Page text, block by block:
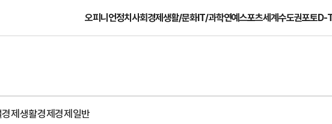
오피니언정치사회경제생활/문화IT/과학연예스포츠세계수도권포토D-
제생활경제경제일반